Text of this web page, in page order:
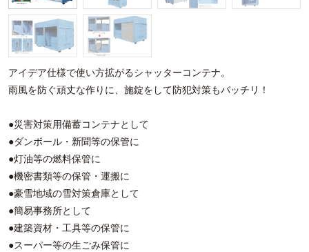
アイデア仕様で使い方拡がるシャッターコンテナ。
雨風を防ぐ頑丈な作りに、施錠をして防犯対策もバッチリ！
●災害対策用備蓄コンテナとして
●ダンボール・新聞等の保管に
●灯油等の燃料保管に
●機密書類等の保管・運搬に
●豪雪地域の雪対策倉庫として
●簡易事務所として
●建築資材・工具等の保管に
●スーパー等の生ごみ保管に